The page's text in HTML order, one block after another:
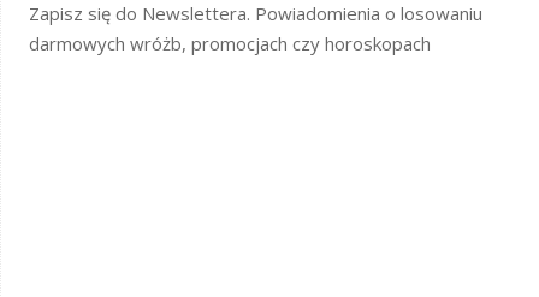
Zapisz się do Newslettera. Powiadomienia o losowaniu
darmowych wróżb, promocjach czy horoskopach